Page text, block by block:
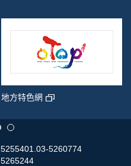
地方特色網
5260774